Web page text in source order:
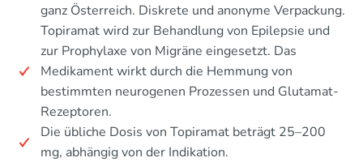
ganz Österreich. Diskrete und anonyme Verpackung.
Topiramat wird zur Behandlung von Epilepsie und
zur Prophylaxe von Migräne eingesetzt. Das
Medikament wirkt durch die Hemmung von
bestimmten neurogenen Prozessen und Glutamat-
Rezeptoren.
Die übliche Dosis von Topiramat beträgt 25–200
mg, abhängig von der Indikation.